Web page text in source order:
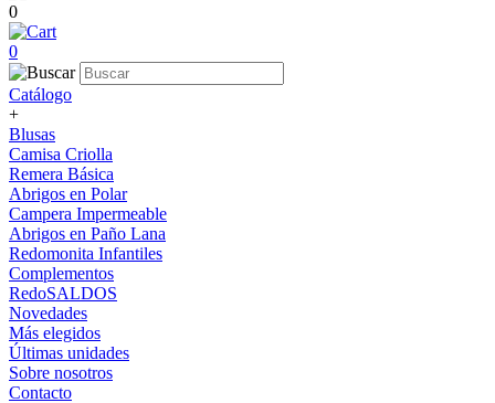
0
0
Catálogo
+
Blusas
Camisa Criolla
Remera Básica
Abrigos en Polar
Campera Impermeable
Abrigos en Paño Lana
Redomonita Infantiles
Complementos
RedoSALDOS
Novedades
Más elegidos
Últimas unidades
Sobre nosotros
Contacto